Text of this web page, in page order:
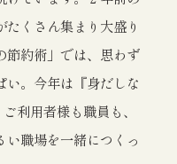
くさん集まり大盛り
節約術」では、思わず
い。今年は『身だしな
利用者様も職員も、
職場を一緒につくっ